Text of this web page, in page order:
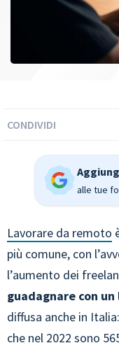
CONDIVIDI
alle tue
Lavorare da remoto
più comune, con
l’aumento dei
guadagnare con
diffusa anche in
che nel 2022 sono